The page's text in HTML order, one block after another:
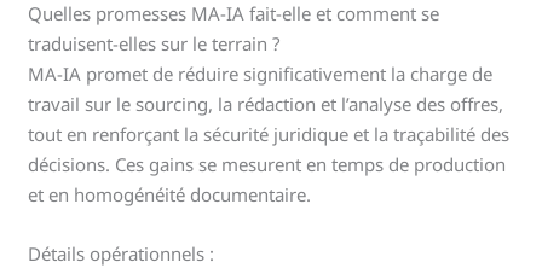
Quelles promesses MA-IA fait-elle et comment se
traduisent-elles sur le terrain ?
MA-IA promet de réduire significativement la charge de
travail sur le sourcing, la rédaction et l’analyse des offres,
tout en renforçant la sécurité juridique et la traçabilité des
décisions. Ces gains se mesurent en temps de production
et en homogénéité documentaire.
Détails opérationnels :